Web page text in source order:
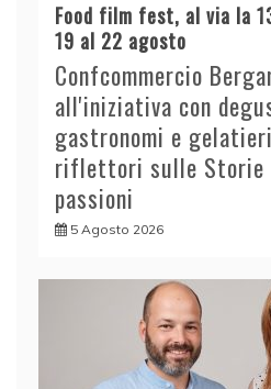
Food film fest, al via la
19 al 22 agosto
Confcommercio
all'iniziativa con
gastronomi e
riflettori sulle Storie
passioni
5 Agosto 2026